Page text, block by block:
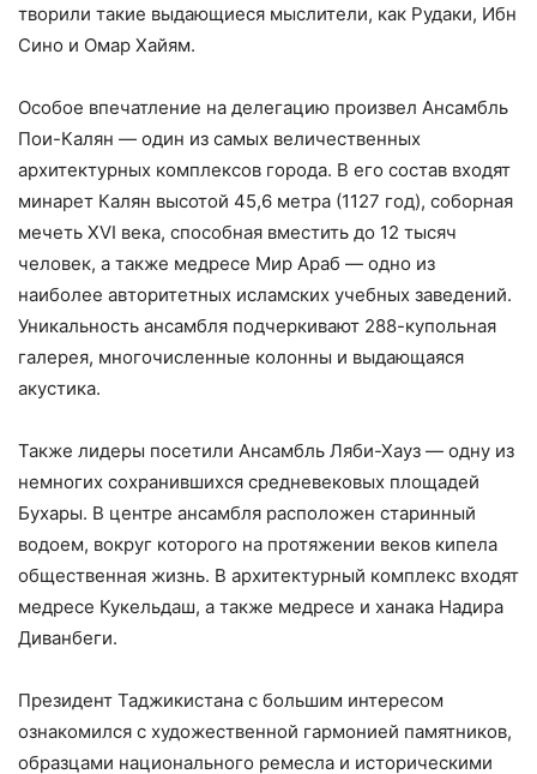
творили такие выдающиеся мыслители, как Рудаки, Ибн
Сино и Омар Хайям.
Особое впечатление на делегацию произвел Ансамбль
Пои-Калян — один из самых величественных
архитектурных комплексов города. В его состав входят
минарет Калян высотой 45,6 метра (1127 год), соборная
мечеть XVI века, способная вместить до 12 тысяч
человек, а также медресе Мир Араб — одно из
наиболее авторитетных исламских учебных заведений.
Уникальность ансамбля подчеркивают 288-купольная
галерея, многочисленные колонны и выдающаяся
акустика.
Также лидеры посетили Ансамбль Ляби-Хауз — одну из
немногих сохранившихся средневековых площадей
Бухары. В центре ансамбля расположен старинный
водоем, вокруг которого на протяжении веков кипела
общественная жизнь. В архитектурный комплекс входят
медресе Кукельдаш, а также медресе и ханака Надира
Диванбеги.
Президент Таджикистана с большим интересом
ознакомился с художественной гармонией памятников,
образцами национального ремесла и историческими